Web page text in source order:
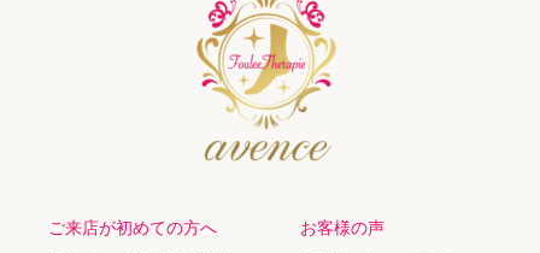
ご来店が初めての方へ お客様の声